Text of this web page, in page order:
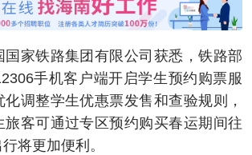
房产
活动
南 周末去哪儿
服
家铁路集团有限公司获悉，铁路部
手机客户端开启学生预约购票服
调整学生优惠票发售和查验规则，
旅客可通过专区预约购买春运期间往
将更加便利。